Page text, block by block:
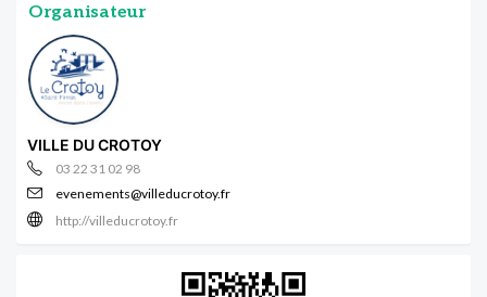
Organisateur
VILLE DU CROTOY
03 22 31 02 98
evenements@villeducrotoy.fr
http://villeducrotoy.fr